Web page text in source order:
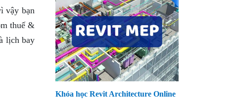
vậy bạn
thuế &
lịch bay
Khóa học Revit Architecture Online